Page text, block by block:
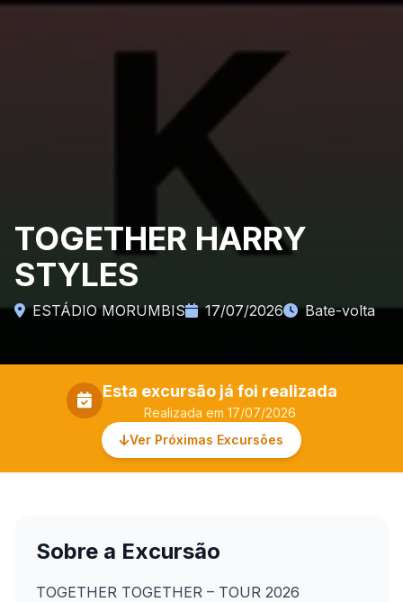
TOGETHER HARRY
STYLES
ESTÁDIO MORUMBIS 17/07/2026 Bate-volta
Esta excursão já foi realizada
Realizada em 17/07/2026
Ver Próximas Excursões
Sobre a Excursão
TOGETHER TOGETHER – TOUR 2026